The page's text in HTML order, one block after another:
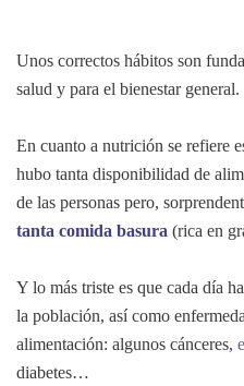
Unos correctos hábitos son
salud y para el bienestar general.
En cuanto a nutrición se refiere
hubo tanta disponibilidad de
de las personas pero,
tanta comida basura (rica en
Y lo más triste es que cada día
la población, así como
alimentación: algunos cánceres,
diabetes…